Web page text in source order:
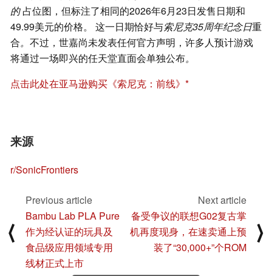
的占位图，但标注了相同的2026年6月23日发售日期和
49.99美元的价格。 这一日期恰好与索尼克35周年纪念日重
合。 不过，世嘉尚未发表任何官方声明，许多人预计游戏
将通过一场即兴的任天堂直面会单独公布。
点击此处在亚马逊购买《索尼克：前线》
来源
r/SonicFrontiers
⟨
Previous article
Bambu Lab PLA Pure
作为经认证的玩具及
食品级应用领域专用
线材正式上市
Next article
备受争议的联想G02复古掌
机再度现身，在速卖通上预
装了“30,000+”个ROM
⟩